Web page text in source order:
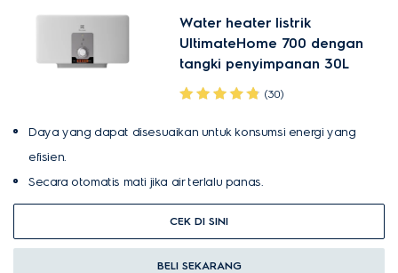
Water heater listrik
UltimateHome 700 dengan
tangki penyimpanan 30L
(30)
Daya yang dapat disesuaikan untuk konsumsi energi yang
efisien.
Secara otomatis mati jika air terlalu panas.
CEK DI SINI
BELI SEKARANG